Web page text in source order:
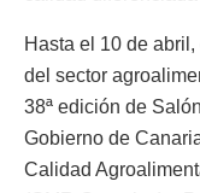
Hasta el 10 de
del sector
38ª edición de
Gobierno de
Calidad